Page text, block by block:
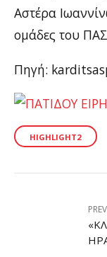
Αστέρα
ομάδες του
Πηγή:
HIGHLIGHT2